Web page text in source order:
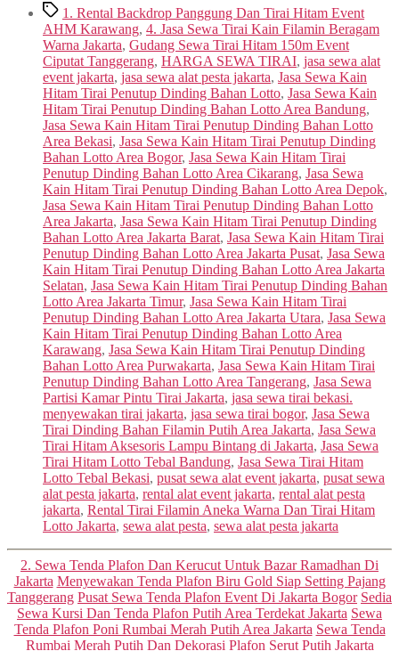
Tags1. Rental Backdrop Panggung Dan Tirai Hitam Event
AHM Karawang, 4. Jasa Sewa Tirai Kain Filamin Beragam
Warna Jakarta, Gudang Sewa Tirai Hitam 150m Event
Ciputat Tanggerang, HARGA SEWA TIRAI, jasa sewa alat
event jakarta, jasa sewa alat pesta jakarta, Jasa Sewa Kain
Hitam Tirai Penutup Dinding Bahan Lotto, Jasa Sewa Kain
Hitam Tirai Penutup Dinding Bahan Lotto Area Bandung,
Jasa Sewa Kain Hitam Tirai Penutup Dinding Bahan Lotto
Area Bekasi, Jasa Sewa Kain Hitam Tirai Penutup Dinding
Bahan Lotto Area Bogor, Jasa Sewa Kain Hitam Tirai
Penutup Dinding Bahan Lotto Area Cikarang, Jasa Sewa
Kain Hitam Tirai Penutup Dinding Bahan Lotto Area Depok,
Jasa Sewa Kain Hitam Tirai Penutup Dinding Bahan Lotto
Area Jakarta, Jasa Sewa Kain Hitam Tirai Penutup Dinding
Bahan Lotto Area Jakarta Barat, Jasa Sewa Kain Hitam Tirai
Penutup Dinding Bahan Lotto Area Jakarta Pusat, Jasa Sewa
Kain Hitam Tirai Penutup Dinding Bahan Lotto Area Jakarta
Selatan, Jasa Sewa Kain Hitam Tirai Penutup Dinding Bahan
Lotto Area Jakarta Timur, Jasa Sewa Kain Hitam Tirai
Penutup Dinding Bahan Lotto Area Jakarta Utara, Jasa Sewa
Kain Hitam Tirai Penutup Dinding Bahan Lotto Area
Karawang, Jasa Sewa Kain Hitam Tirai Penutup Dinding
Bahan Lotto Area Purwakarta, Jasa Sewa Kain Hitam Tirai
Penutup Dinding Bahan Lotto Area Tangerang, Jasa Sewa
Partisi Kamar Pintu Tirai Jakarta, jasa sewa tirai bekasi.
menyewakan tirai jakarta, jasa sewa tirai bogor, Jasa Sewa
Tirai Dinding Bahan Filamin Putih Area Jakarta, Jasa Sewa
Tirai Hitam Aksesoris Lampu Bintang di Jakarta, Jasa Sewa
Tirai Hitam Lotto Tebal Bandung, Jasa Sewa Tirai Hitam
Lotto Tebal Bekasi, pusat sewa alat event jakarta, pusat sewa
alat pesta jakarta, rental alat event jakarta, rental alat pesta
jakarta, Rental Tirai Filamin Aneka Warna Dan Tirai Hitam
Lotto Jakarta, sewa alat pesta, sewa alat pesta jakarta
Categories
2. Sewa Tenda Plafon Dan Kerucut Untuk Bazar Ramadhan Di
Jakarta Menyewakan Tenda Plafon Biru Gold Siap Setting Pajang
Tanggerang Pusat Sewa Tenda Plafon Event Di Jakarta Bogor Sedia
Sewa Kursi Dan Tenda Plafon Putih Area Terdekat Jakarta Sewa
Tenda Plafon Poni Rumbai Merah Putih Area Jakarta Sewa Tenda
Rumbai Merah Putih Dan Dekorasi Plafon Serut Putih Jakarta